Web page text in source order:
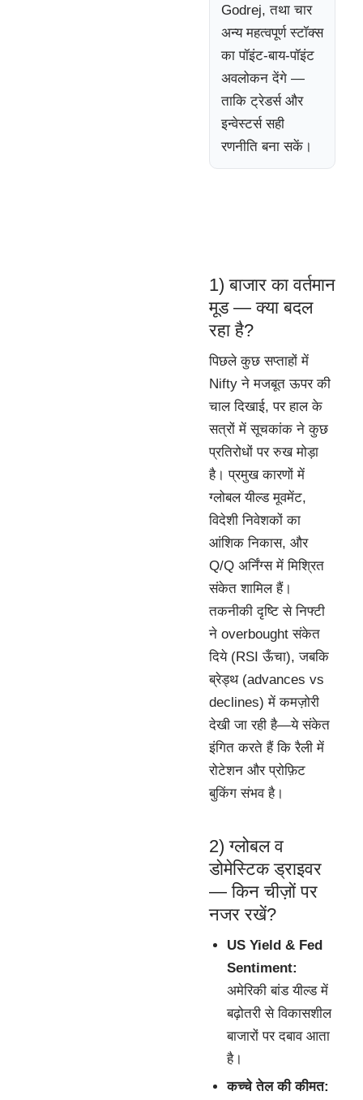
Godrej, तथा चार
अन्य महत्वपूर्ण स्टॉक्स
का पॉइंट-बाय-पॉइंट
अवलोकन देंगे —
ताकि ट्रेडर्स और
इन्वेस्टर्स सही
रणनीति बना सकें।
1) बाजार का वर्तमान
मूड — क्या बदल
रहा है?
पिछले कुछ सप्ताहों में
Nifty ने मजबूत ऊपर की
चाल दिखाई, पर हाल के
सत्रों में सूचकांक ने कुछ
प्रतिरोधों पर रुख मोड़ा
है। प्रमुख कारणों में
ग्लोबल यील्ड मूवमेंट,
विदेशी निवेशकों का
आंशिक निकास, और
Q/Q अर्निंग्स में मिश्रित
संकेत शामिल हैं।
तकनीकी दृष्टि से निफ्टी
ने overbought संकेत
दिये (RSI ऊँचा), जबकि
ब्रेड्थ (advances vs
declines) में कमज़ोरी
देखी जा रही है—ये संकेत
इंगित करते हैं कि रैली में
रोटेशन और प्रोफ़िट
बुकिंग संभव है।
2) ग्लोबल व
डोमेस्टिक ड्राइवर
— किन चीज़ों पर
नजर रखें?
US Yield & Fed
Sentiment:
अमेरिकी बांड यील्ड में
बढ़ोतरी से विकासशील
बाजारों पर दबाव आता
है।
कच्चे तेल की कीमत: